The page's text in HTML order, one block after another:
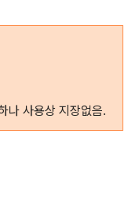
나 사용상 지장없음.